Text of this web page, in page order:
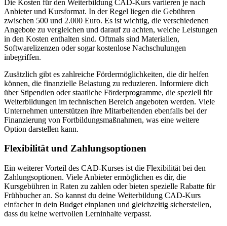
Die Kosten für den Weiterbildung CAD-Kurs variieren je nach
Anbieter und Kursformat. In der Regel liegen die Gebühren
zwischen 500 und 2.000 Euro. Es ist wichtig, die verschiedenen
Angebote zu vergleichen und darauf zu achten, welche Leistungen
in den Kosten enthalten sind. Oftmals sind Materialien,
Softwarelizenzen oder sogar kostenlose Nachschulungen
inbegriffen.
Zusätzlich gibt es zahlreiche Fördermöglichkeiten, die dir helfen
können, die finanzielle Belastung zu reduzieren. Informiere dich
über Stipendien oder staatliche Förderprogramme, die speziell für
Weiterbildungen im technischen Bereich angeboten werden. Viele
Unternehmen unterstützen ihre Mitarbeitenden ebenfalls bei der
Finanzierung von Fortbildungsmaßnahmen, was eine weitere
Option darstellen kann.
Flexibilität und Zahlungsoptionen
Ein weiterer Vorteil des CAD-Kurses ist die Flexibilität bei den
Zahlungsoptionen. Viele Anbieter ermöglichen es dir, die
Kursgebühren in Raten zu zahlen oder bieten spezielle Rabatte für
Frühbucher an. So kannst du deine Weiterbildung CAD-Kurs
einfacher in dein Budget einplanen und gleichzeitig sicherstellen,
dass du keine wertvollen Lerninhalte verpasst.